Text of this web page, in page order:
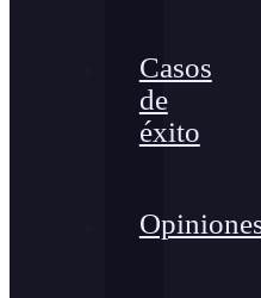
Casos
de
éxito